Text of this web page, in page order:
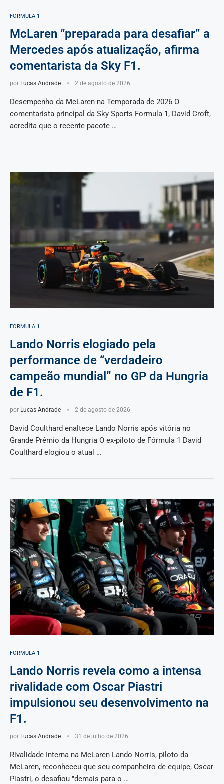
FORMULA 1
McLaren “preparada para desafiar” a
Mercedes após atualização, afirma
comentarista da Sky F1.
por Lucas Andrade 2 de agosto de 2026
Desempenho da McLaren na Temporada de 2026 O
comentarista principal da Sky Sports Formula 1, David Croft,
acredita que o recente pacote …
FORMULA 1
Lando Norris elogiado pela
performance de “verdadeiro
campeão mundial” no GP da Hungria
de F1.
por Lucas Andrade 2 de agosto de 2026
David Coulthard enaltece Lando Norris após vitória no
Grande Prêmio da Hungria O ex-piloto de Fórmula 1 David
Coulthard elogiou o atual …
FORMULA 1
Lando Norris revela como a intensa
rivalidade com Oscar Piastri
impulsionou seu desenvolvimento na
F1.
por Lucas Andrade 31 de julho de 2026
Rivalidade Interna na McLaren Lando Norris, piloto da
McLaren, reconheceu que seu companheiro de equipe, Oscar
Piastri, o desafiou "demais para o …